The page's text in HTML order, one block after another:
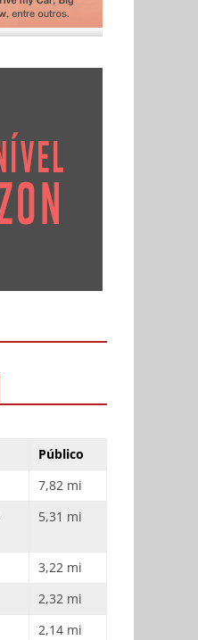
Público
7,82 mi
5,31 mi
3,22 mi
2,32 mi
2,14 mi